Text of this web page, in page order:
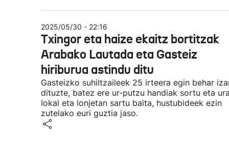
2025/05/30 - 22:16
Txingor eta haize ekaitz bortitzak
Arabako Lautada eta Gasteiz
hiriburua astindu ditu
Gasteizko suhiltzaileek 25 irteera egin behar
dituzte, batez ere ur-putzu handiak sortu eta
lokal eta lonjetan sartu baita, hustubideek ezin
zutelako euri guztia jaso.